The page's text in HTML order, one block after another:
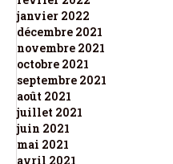
janvier 2022
décembre 2021
novembre 2021
octobre 2021
septembre 2021
août 2021
juillet 2021
juin 2021
mai 2021
avril 2021